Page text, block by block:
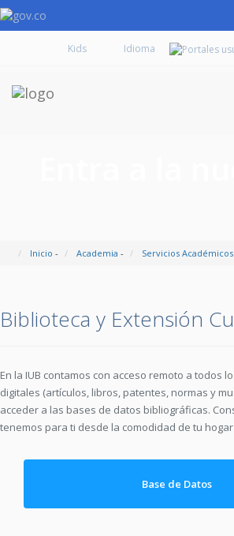
Kids
Inicio - Academia - Servicios Académicos
Biblioteca y Extensión
En la IUB contamos con acceso remoto a todos
digitales (artículos, libros, patentes, normas y
acceder a las bases de datos bibliográficas.
tenemos para ti desde la comodidad de tu
Base de Datos